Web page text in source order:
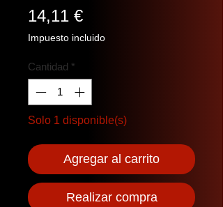
14,11 €Precio
Impuesto incluido
Cantidad *
Solo 1 disponible(s)
Agregar al carrito
Realizar compra